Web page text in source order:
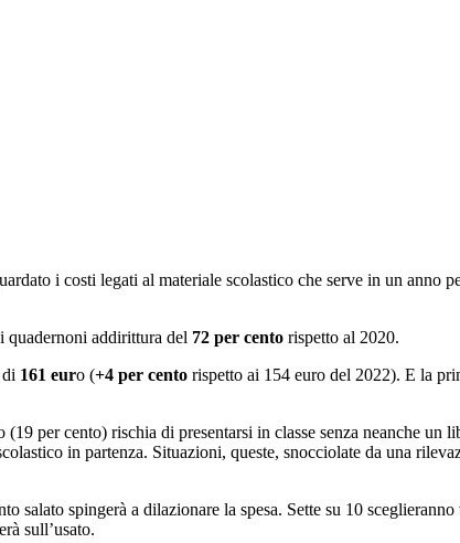
i costi legati al materiale scolastico che serve in un anno
quadernoni addirittura del 72 per cento rispetto al 2020.
161 euro (+4 per cento rispetto ai 154 euro del 2022). E la
per cento) rischia di presentarsi in classe senza neanche un
in partenza. Situazioni, queste, snocciolate da una
spingerà a dilazionare la spesa. Sette su 10
sull’usato.